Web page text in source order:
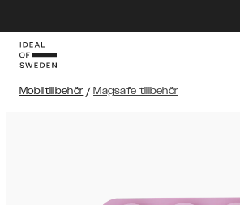
Mobiltillbehör / Magsafe tillbehör